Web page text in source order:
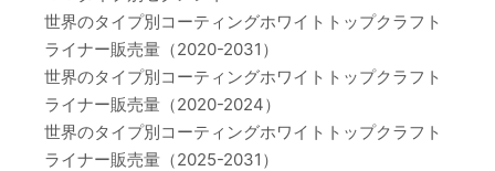
世界のタイプ別コーティングホワイトトップクラフト
ライナー販売量（2020-2031）
世界のタイプ別コーティングホワイトトップクラフト
ライナー販売量（2020-2024）
世界のタイプ別コーティングホワイトトップクラフト
ライナー販売量（2025-2031）